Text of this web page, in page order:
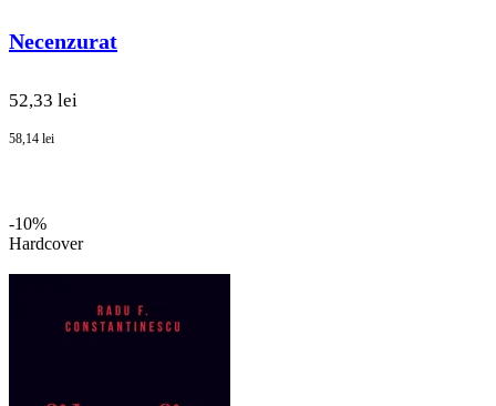
Necenzurat
52,33 lei
58,14 lei
-10%
Hardcover